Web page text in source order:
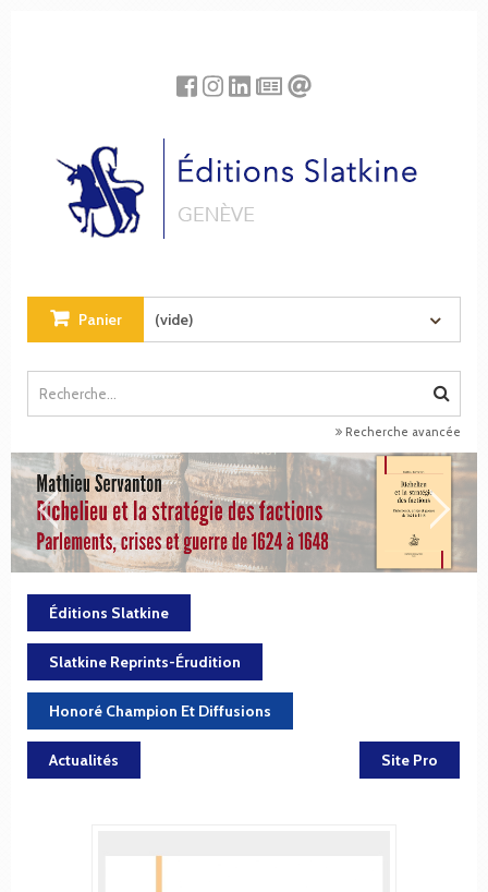
Panier (vide)
Recherche avancée
Éditions Slatkine
Slatkine Reprints-Érudition
Honoré Champion Et Diffusions
Actualités Site Pro